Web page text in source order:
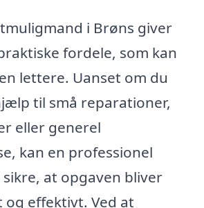
i Brøns giver
fordele, som kan
lettere. Uanset om du
til små reparationer,
eller generel
kan en professionel
at opgaven bliver
effektivt. Ved at